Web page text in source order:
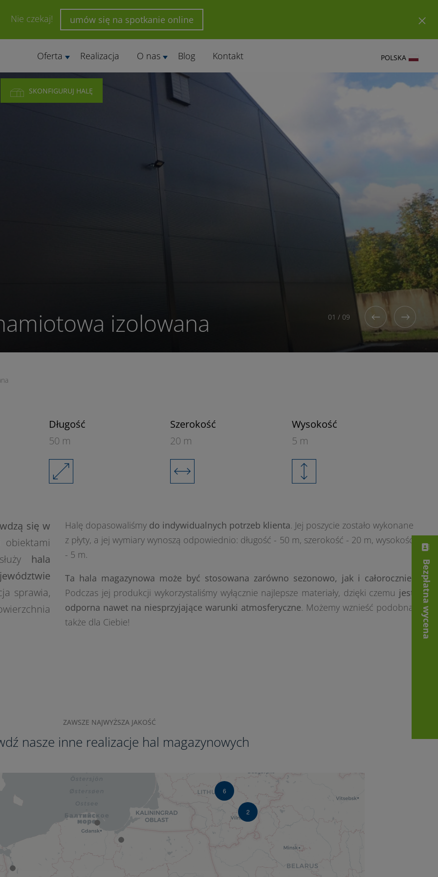
Nie czekaj! umów się na spotkanie online
Oferta Realizacja O nas Blog Kontakt POLSKA
SKONFIGURUJ HALĘ
01 / 09
izolowana
Długość
50 m
Szerokość
20 m
Wysokość
5 m
się w
obiektami
hala
sprawia,
Halę dopasowaliśmy do indywidualnych potrzeb klienta. Jej poszycie zostało wykonane
z płyty, a jej wymiary wynoszą odpowiednio: długość - 50 m, szerokość - 20 m, wysokość
- 5 m.
Ta hala magazynowa może być stosowana zarówno sezonowo, jak i całorocznie
Podczas jej produkcji wykorzystaliśmy wyłącznie najlepsze materiały, dzięki czemu jest
odporna nawet na niesprzyjające warunki atmosferyczne. Możemy wznieść podobną
także dla Ciebie!
ZAWSZE NAJWYŻSZA JAKOŚĆ
nasze inne realizacje hal magazynowych
2
4
6
Bezpłatna wycena